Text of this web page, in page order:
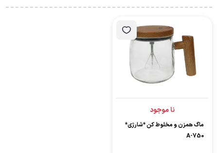
نا موجود
ماگ همزن و مخلوط کن *شارژی*
A-750